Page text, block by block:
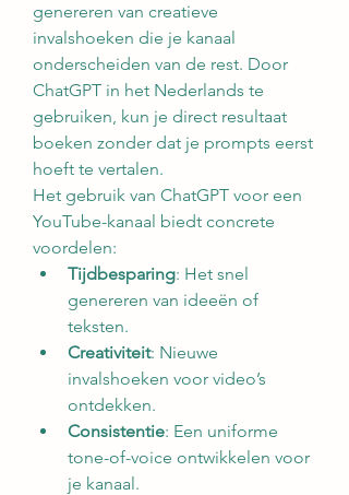
genereren van creatieve
invalshoeken die je kanaal
onderscheiden van de rest. Door
ChatGPT in het Nederlands te
gebruiken, kun je direct resultaat
boeken zonder dat je prompts eerst
hoeft te vertalen.
Het gebruik van ChatGPT voor een
YouTube-kanaal biedt concrete
voordelen:
Tijdbesparing: Het snel
genereren van ideeën of
teksten.
Creativiteit: Nieuwe
invalshoeken voor video’s
ontdekken.
Consistentie: Een uniforme
tone-of-voice ontwikkelen voor
je kanaal.